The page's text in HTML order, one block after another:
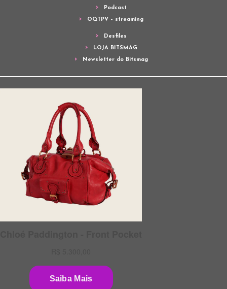
Podcast
OQTPV – streaming
Desfiles
LOJA BITSMAG
Newsletter do Bitsmag